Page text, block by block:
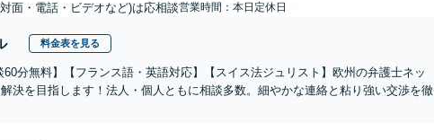
面・電話・ビデオなど)は応相談営業時間：本日定休日
料金表を見る
60分無料】【フランス語・英語対応】【スイス法ジュリスト】欧州の弁護士ネッ
決を目指します！法人・個人ともに相談多数。細やかな連絡と粘り強い交渉を徹